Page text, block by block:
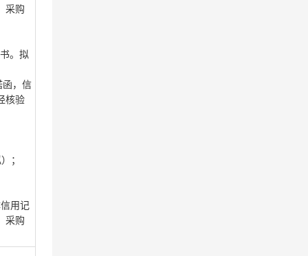
采购
。拟
函，信
核验
；
用记
采购